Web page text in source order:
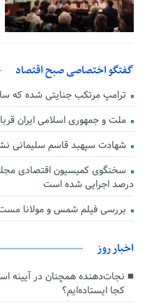
گفتگو اختصاصی صبح اقتصاد
ترامپ مرتکب جنایتی شده که
ملت و جمهوری اسلامی ایران
شهادت سپهبد قاسم سلیمانی
درصد اجرایی شده است
بررسی فیلم شمس و مولانا
اخبار روز
کجا ایستاده‌ایم؟